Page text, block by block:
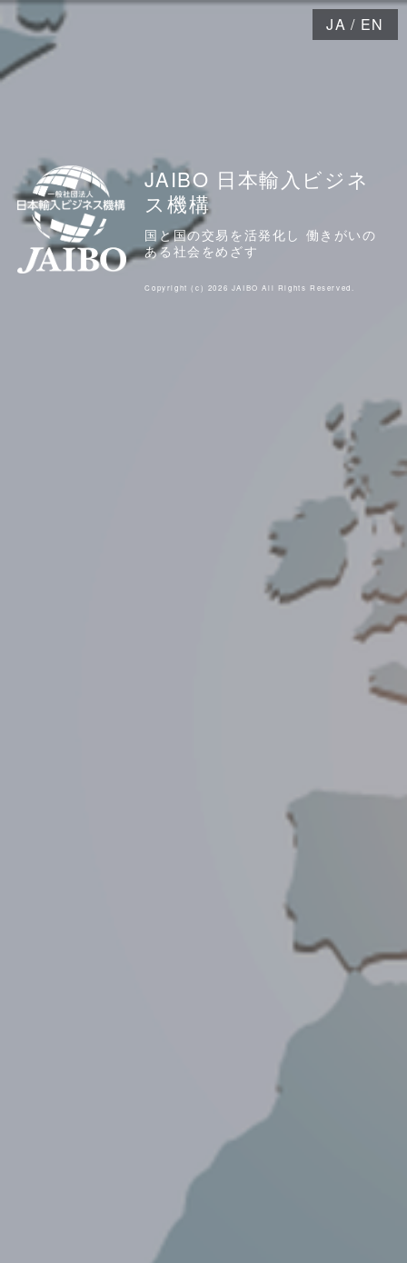
JAIBO 日本輸入ビジネ
ス機構
国と国の交易を活発化し 働きがいの
ある社会をめざす
Copyright (c) 2026 JAIBO All Rights Reserved.
JA / EN